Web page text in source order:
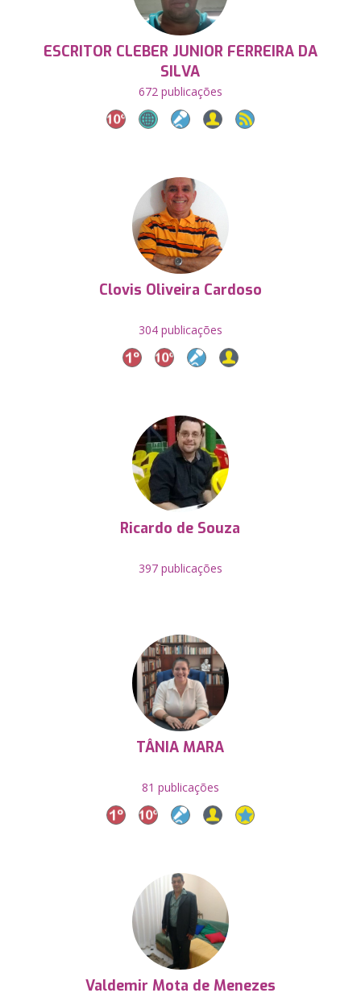
ESCRITOR CLEBER JUNIOR FERREIRA DA
SILVA
672 publicações
Clovis Oliveira Cardoso
304 publicações
Ricardo de Souza
397 publicações
TÂNIA MARA
81 publicações
Valdemir Mota de Menezes